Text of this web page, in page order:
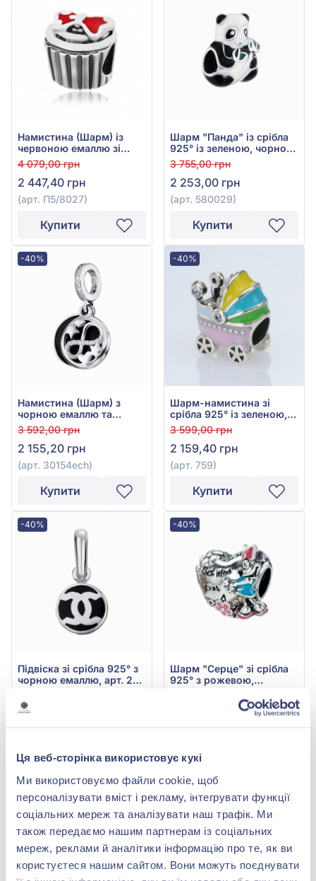
Ця веб-сторінка використовує кукі
Ми використовуємо файли cookie, щоб
персоналізувати вміст і рекламу, інтегрувати функції
соціальних мереж та аналізувати наш трафік. Ми
також передаємо нашим партнерам із соціальних
мереж, реклами й аналітики інформацію про те, як ви
користуєтеся нашим сайтом. Вони можуть поєднувати
Намистина (Шарм) із
червоною емаллю зі
срібла 925°, арт. П5/8027
4 079,00 грн
2 447,40 грн
(арт. П5/8027)
Купити
Шарм "Панда" із срібла
925° із зеленою, чорною
емаллю та білою емаллю,
арт. 580029
3 755,00 грн
2 253,00 грн
(арт. 580029)
Купити
-40%
Намистина (Шарм) з
чорною емаллю та
фіанітом із срібла 925°,
арт. 30154ech
3 592,00 грн
2 155,20 грн
(арт. 30154ech)
Купити
-40%
Шарм-намистина зі
срібла 925° із зеленою,
синьою, рожевою,
фіолетовою та жовтою
емаллю і фіанітом/
куб.цирконієм, арт. 759
3 599,00 грн
2 159,40 грн
(арт. 759)
Купити
-40%
Підвіска зі срібла 925° з
чорною емаллю, арт. 2-
830,40 грн
Купити
-40%
Шарм "Серце" зі срібла
925° з рожевою,
емаллю, арт. ш-24-с1
Купити